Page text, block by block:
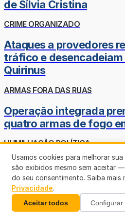
de Sílvia Cristina
CRIME ORGANIZADO
Ataques a provedores
tráfico e desencadeiam
Quirinus
ARMAS FORA DAS RUAS
Operação integrada
quatro armas de fogo
HUMILHAÇÃO POLÍTICA
Racha interno do MDB
como vice de Confúcio
fratura histórica no
MISTÉRIO NO CÉU
Usamos cookies para melhorar
são exibidos mesmo sem aceitar
do seu consentimento. Saiba mais
Privacidade.
Aceitar todos Configurar